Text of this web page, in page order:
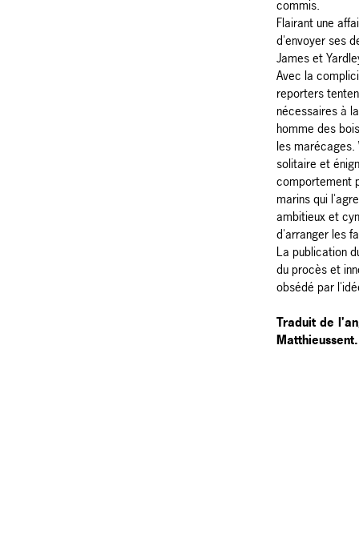
commis.
Flairant une
d'envoyer ses
James et
Avec la
reporters
nécessaires à
homme des
les marécages.
solitaire et
comportement
marins qui
ambitieux et
d'arranger les
La publication
du procès et
obsédé par
Traduit de
Matthieussent.